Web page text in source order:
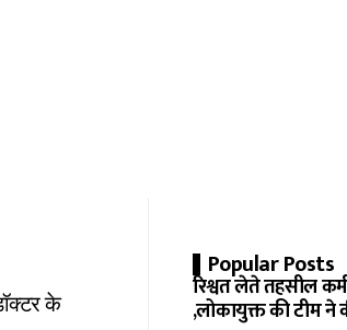
के
Popular Posts
रिश्वत लेते तहसील
,लोकायुक्त की टीम ने